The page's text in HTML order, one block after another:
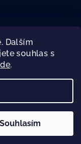
Dalším
souhlas s
.
Souhlasím